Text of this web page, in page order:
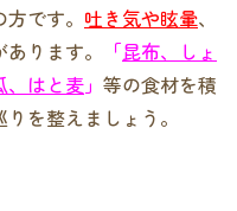
です。 吐き気や眩暈、
ります。
「昆布、しょ
、はと麦」 等の食材を積
を整えましょう。